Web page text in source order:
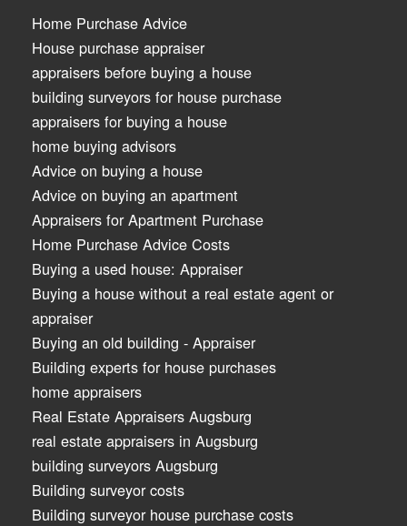
Home Purchase Advice
House purchase appraiser
appraisers before buying a house
building surveyors for house purchase
appraisers for buying a house
home buying advisors
Advice on buying a house
Advice on buying an apartment
Appraisers for Apartment Purchase
Home Purchase Advice Costs
Buying a used house: Appraiser
Buying a house without a real estate agent or
appraiser
Buying an old building - Appraiser
Building experts for house purchases
home appraisers
Real Estate Appraisers Augsburg
real estate appraisers in Augsburg
building surveyors Augsburg
Building surveyor costs
Building surveyor house purchase costs